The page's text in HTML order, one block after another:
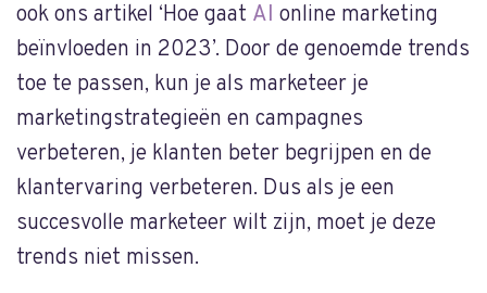
ook ons artikel ‘Hoe gaat AI online marketing
beïnvloeden in 2023’. Door de genoemde trends
toe te passen, kun je als marketeer je
marketingstrategieën en campagnes
verbeteren, je klanten beter begrijpen en de
klantervaring verbeteren. Dus als je een
succesvolle marketeer wilt zijn, moet je deze
trends niet missen.